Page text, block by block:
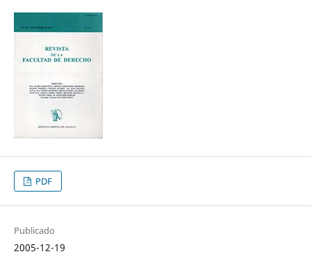
PDF
Publicado
2005-12-19